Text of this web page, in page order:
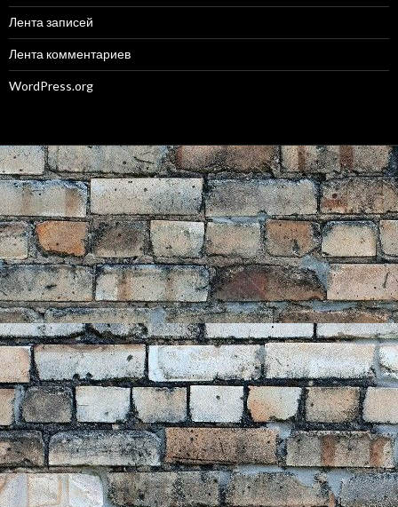
Лента записей
Лента комментариев
WordPress.org